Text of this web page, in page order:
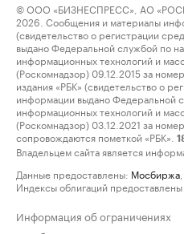
© ООО «БИЗНЕСПРЕСС», АО
2026. Сообщения и материалы
(свидетельство о регистрации
выдано Федеральной службой по
информационных технологий и
(Роскомнадзор) 09.12.2015 за
издания «РБК» (свидетельство о
информации выдано Федеральной
информационных технологий и
(Роскомнадзор) 03.12.2021 за
сопровождаются пометкой «РБК».
Владельцем сайта является
Данные предоставлены: Мосбиржа
Индексы облигаций
Информация об ограничениях